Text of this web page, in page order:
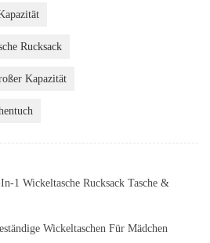
Rucksack
Kapazität
1 Wickeltasche Rucksack Tasche &
Wickeltaschen Für Mädchen